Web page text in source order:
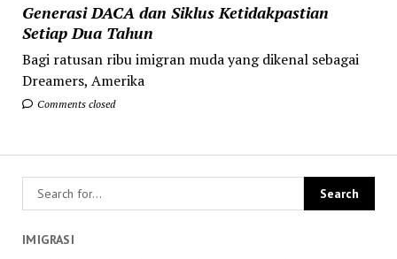
Generasi DACA dan Siklus Ketidakpastian
Setiap Dua Tahun
Bagi ratusan ribu imigran muda yang dikenal sebagai
Dreamers, Amerika
Comments closed
IMIGRASI